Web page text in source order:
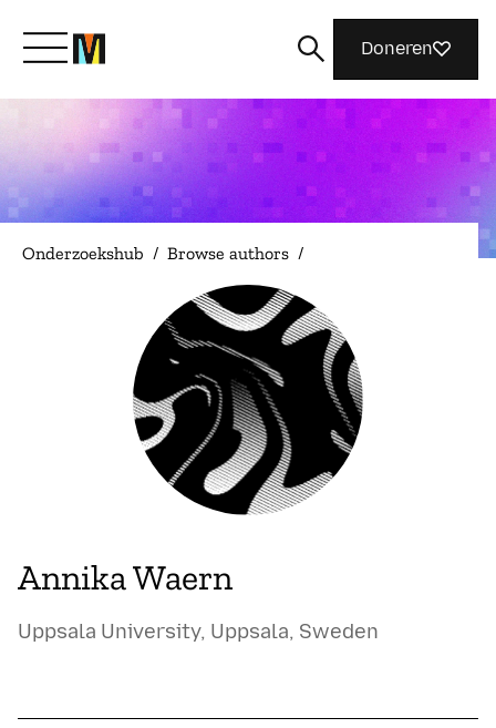
Maak kennis met Mozilla
Wat we doen
Magazine
Doneren
Onderzoekshub / Browse authors /
Annika Waern
Uppsala University, Uppsala, Sweden